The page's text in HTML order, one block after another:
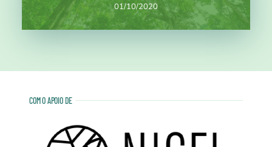
01/10/2020
COM O APOIO DE